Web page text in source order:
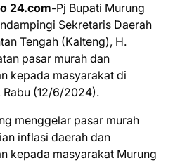
24.com-Pj Bupati Murung
Sekretaris Daerah
Tengah (Kalteng), H.
pasar murah dan
kepada masyarakat di
Rabu (12/6/2024).
menggelar pasar murah
inflasi daerah dan
kepada masyarakat Murung